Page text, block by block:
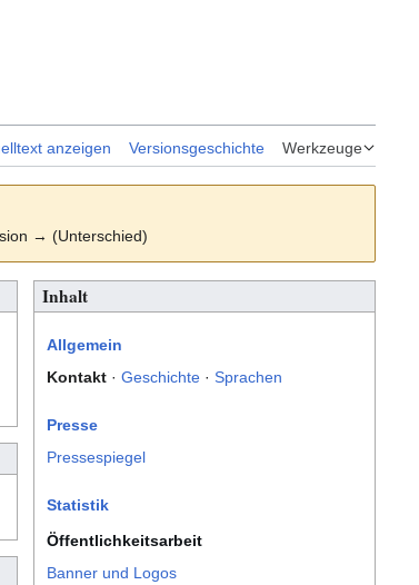
anzeigen Versionsgeschichte Werkzeuge
→ (Unterschied)
Inhalt
Allgemein
Kontakt· Geschichte· Sprachen
Presse
Pressespiegel
Statistik
Öffentlichkeitsarbeit
Banner und Logos